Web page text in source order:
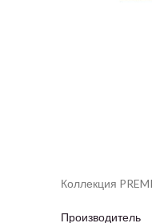
Коллекция
Производитель